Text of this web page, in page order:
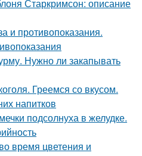
Старкримсон: описание
и противопоказания.
Нужно ли закапывать
Греемся со вкусом.
напитков
подсолнуха в желудке.
время цветения и